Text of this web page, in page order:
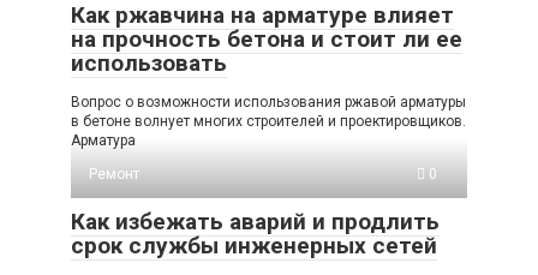
Как ржавчина на арматуре влияет
на прочность бетона и стоит ли ее
использовать
Вопрос о возможности использования ржавой арматуры
в бетоне волнует многих строителей и проектировщиков.
Арматура
Ремонт
0
Как избежать аварий и продлить
срок службы инженерных сетей